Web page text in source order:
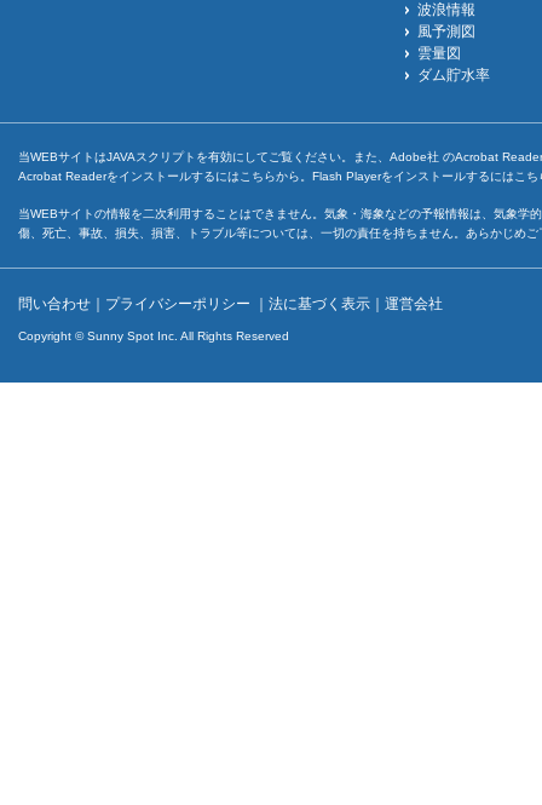
波浪情報
風予測図
雲量図
ダム貯水率
当WEBサイトはJAVAスクリプトを有効にしてご覧ください。また、Adobe社 のAcrobat
Acrobat Readerをインストールするには こちらから。Flash Playerをインストールするには こち
当WEBサイトの情報を二次利用することはできません。気象・海象などの予報情報は、気象
傷、死亡、事故、損失、損害、トラブル等については、一切の責任を持ちません。あらかじめ
問い合わせ ｜ プライバシーポリシー ｜ 法に基づく表示 ｜ 運営会社
Copyright © Sunny Spot Inc. All Rights Reserved